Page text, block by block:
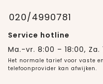
020/4990781
Service hotline
Ma.-vr. 8:00 – 18:00, Za.
Het normale tarief voor vaste
telefoonprovider kan afwijken.